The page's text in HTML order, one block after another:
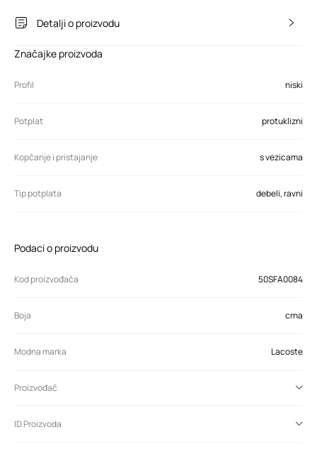
Detalji o proizvodu
Značajke proizvoda
Profil niski
Potplat protuklizni
Kopčanje i pristajanje s vezicama
Tip potplata debeli, ravni
Podaci o proizvodu
Kod proizvođača 50SFA0084
Boja crna
Modna marka Lacoste
Proizvođač
ID Proizvoda